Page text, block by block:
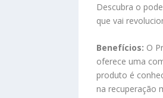
Descubra o
que vai
Benefícios: O
oferece uma
produto é
na recuperação